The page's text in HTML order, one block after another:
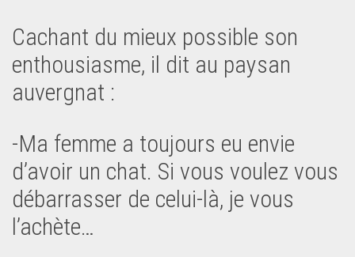
Cachant du mieux possible son
enthousiasme, il dit au paysan
auvergnat :
-Ma femme a toujours eu envie
d’avoir un chat. Si vous voulez vous
débarrasser de celui-là, je vous
l’achète…